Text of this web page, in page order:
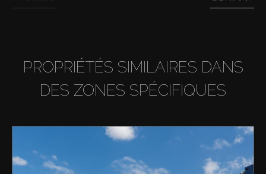
PROPRIÉTÉS SIMILAIRES DANS
DES ZONES SPÉCIFIQUES